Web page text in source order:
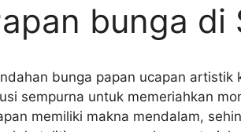
bunga di
bunga papan ucapan
sempurna untuk memeriahkan
memiliki makna mendalam,